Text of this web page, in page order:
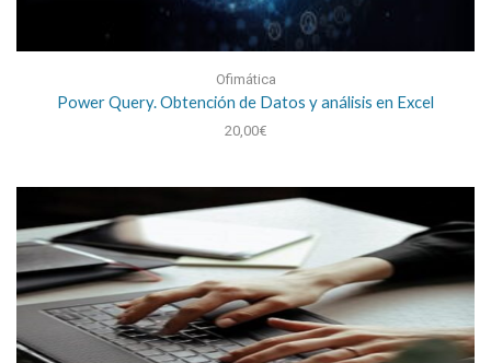
Ofimática
Power Query. Obtención de Datos y análisis en Excel
20,00€